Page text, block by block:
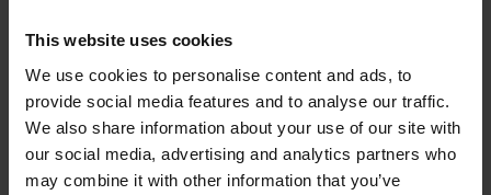
This website uses cookies
We use cookies to personalise content and ads, to
provide social media features and to analyse our traffic.
We also share information about your use of our site with
our social media, advertising and analytics partners who
may combine it with other information that you’ve